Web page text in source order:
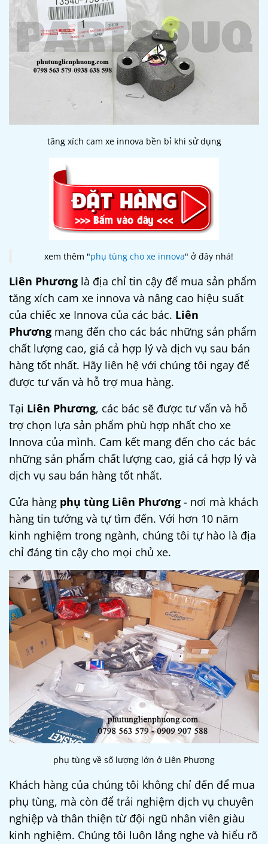
tăng xích cam xe innova bền bỉ khi sử dụng
xem thêm "phụ tùng cho xe innova" ở đây nhá!
Liên Phương là địa chỉ tin cậy để mua sản phẩm
tăng xích cam xe innova và nâng cao hiệu suất
của chiếc xe Innova của các bác. Liên
Phương mang đến cho các bác những sản phẩm
chất lượng cao, giá cả hợp lý và dịch vụ sau bán
hàng tốt nhất. Hãy liên hệ với chúng tôi ngay để
được tư vấn và hỗ trợ mua hàng.
Tại Liên Phương, các bác sẽ được tư vấn và hỗ
trợ chọn lựa sản phẩm phù hợp nhất cho xe
Innova của mình. Cam kết mang đến cho các bác
những sản phẩm chất lượng cao, giá cả hợp lý và
dịch vụ sau bán hàng tốt nhất.
Cửa hàng phụ tùng Liên Phương - nơi mà khách
hàng tin tưởng và tự tìm đến. Với hơn 10 năm
kinh nghiệm trong ngành, chúng tôi tự hào là địa
chỉ đáng tin cậy cho mọi chủ xe.
phụ tùng về số lượng lớn ở Liên Phương
Khách hàng của chúng tôi không chỉ đến để mua
phụ tùng, mà còn để trải nghiệm dịch vụ chuyên
nghiệp và thân thiện từ đội ngũ nhân viên giàu
kinh nghiệm. Chúng tôi luôn lắng nghe và hiểu rõ